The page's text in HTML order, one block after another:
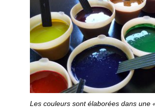
Les couleurs sont élaborées dans une